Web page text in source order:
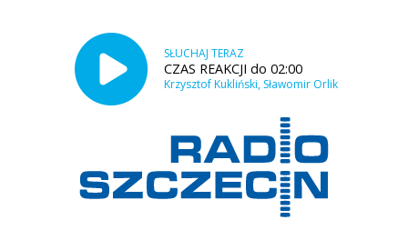
SŁUCHAJ TERAZ
CZAS REAKCJI do 02:00
Krzysztof Kukliński, Sławomir Orlik